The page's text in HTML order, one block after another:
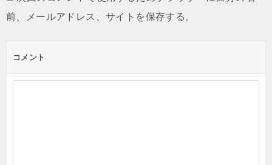
前、メールアドレス、サイトを保存する。
コメント